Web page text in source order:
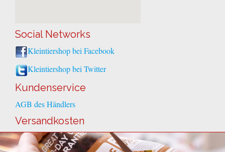
Social Networks
Kleintiershop bei Facebook
Kleintiershop bei Twitter
Kundenservice
AGB des Händlers
Versandkosten